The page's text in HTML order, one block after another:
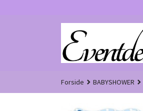
Forside BABYSHOWER